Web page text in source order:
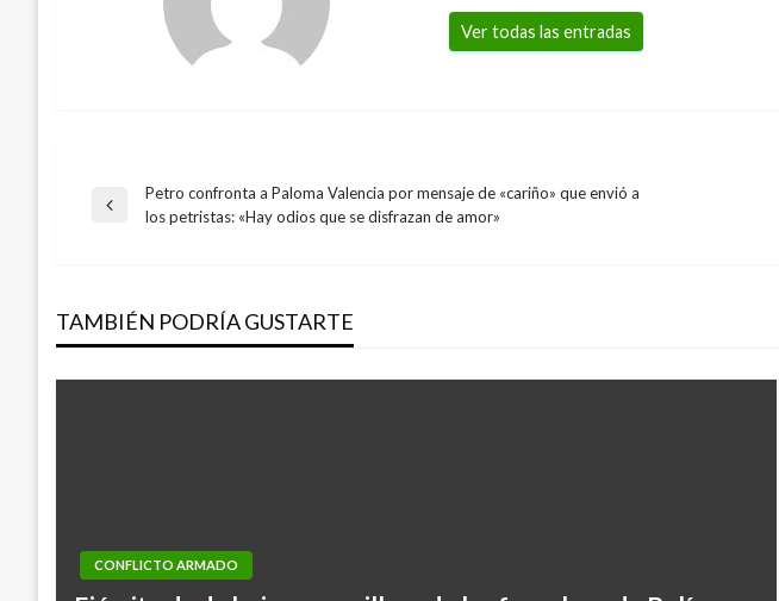
Ver todas las entradas
Navegación
entradas
Entrada
Petro confronta a Paloma Valencia por mensaje de «cariño» que envió a
los petristas: «Hay odios que se disfrazan de amor»
TAMBIÉN PODRÍA GUSTARTE
CONFLICTO ARMADO